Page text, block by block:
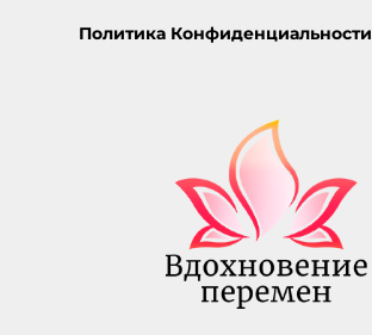
Политика Конфиденциальности